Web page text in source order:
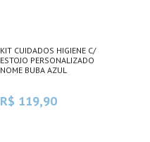
KIT CUIDADOS HIGIENE C/
ESTOJO PERSONALIZADO
NOME BUBA AZUL
R$ 119,90